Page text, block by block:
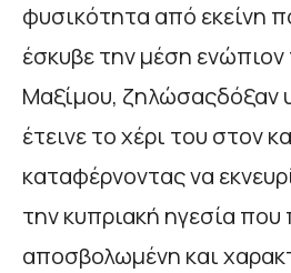
φυσικότητα από εκείνη
έσκυβε την μέση
Μαξίμου, ζηλώσαςδόξαν
έτεινε το χέρι του στον
καταφέρνοντας να
την κυπριακή ηγεσία
αποσβολωμένη και